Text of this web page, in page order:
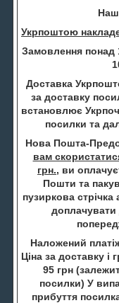
Укрпоштою
Замовлення понад
Доставка
за доставку
встановлює
посилки та
Нова Пошта-
вам
грн., ви
Пошти та
пузиркова стрічка
доплачувати
Наложений
Ціна за доставку
95 грн
посилки) У
прибуття